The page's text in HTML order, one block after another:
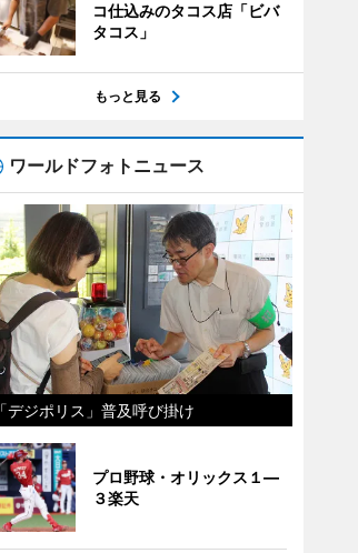
コ仕込みのタコス店「ビバ
タコス」
もっと見る
ワールドフォトニュース
「デジポリス」普及呼び掛け
プロ野球・オリックス１―
３楽天